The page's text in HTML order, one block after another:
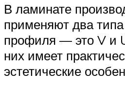
В ламинате
применяют два
профиля — это V и
них имеет
эстетические